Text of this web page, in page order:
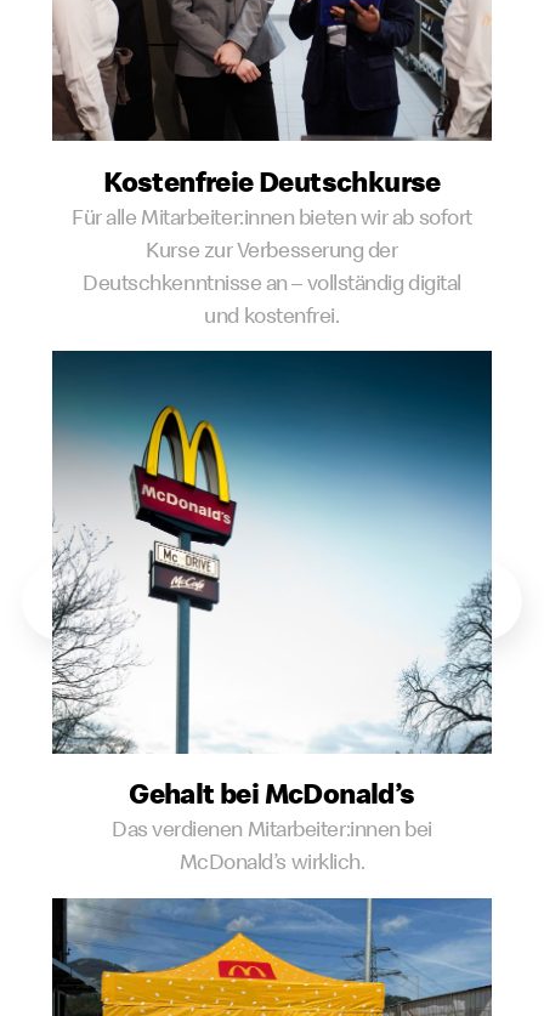
Kostenfreie Deutschkurse
Für alle Mitarbeiter:innen bieten wir ab sofort
Kurse zur Verbesserung der
Deutschkenntnisse an – vollständig digital
und kostenfrei.
Gehalt bei McDonald’s
Das verdienen Mitarbeiter:innen bei
McDonald’s wirklich.